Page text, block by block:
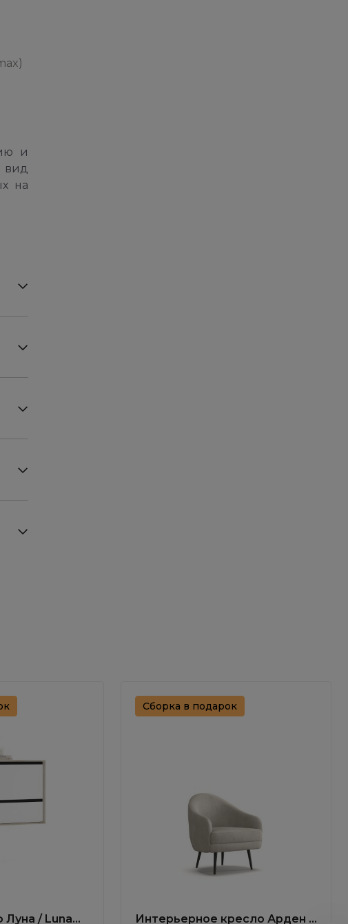
и
вид
на
/ Luna
Сборка в подарок
Интерьерное кресло Арден /